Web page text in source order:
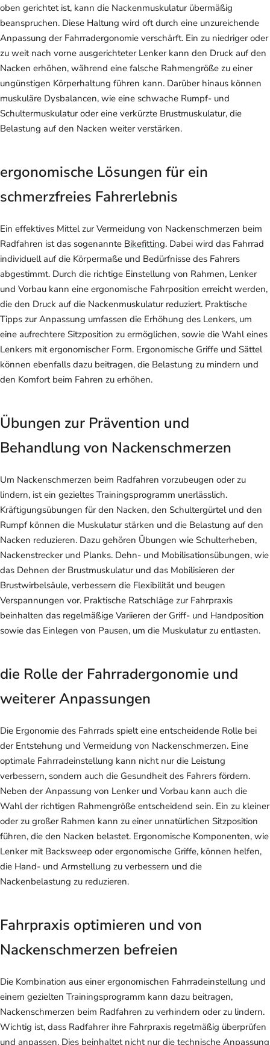
oben gerichtet ist, kann die Nackenmuskulatur übermäßig
beanspruchen. Diese Haltung wird oft durch eine unzureichende
Anpassung der Fahrradergonomie verschärft. Ein zu niedriger oder
zu weit nach vorne ausgerichteter Lenker kann den Druck auf den
Nacken erhöhen, während eine falsche Rahmengröße zu einer
ungünstigen Körperhaltung führen kann. Darüber hinaus können
muskuläre Dysbalancen, wie eine schwache Rumpf- und
Schultermuskulatur oder eine verkürzte Brustmuskulatur, die
Belastung auf den Nacken weiter verstärken.
ergonomische Lösungen für ein
schmerzfreies Fahrerlebnis
Ein effektives Mittel zur Vermeidung von Nackenschmerzen beim
Radfahren ist das sogenannte Bikefitting. Dabei wird das Fahrrad
individuell auf die Körpermaße und Bedürfnisse des Fahrers
abgestimmt. Durch die richtige Einstellung von Rahmen, Lenker
und Vorbau kann eine ergonomische Fahrposition erreicht werden,
die den Druck auf die Nackenmuskulatur reduziert. Praktische
Tipps zur Anpassung umfassen die Erhöhung des Lenkers, um
eine aufrechtere Sitzposition zu ermöglichen, sowie die Wahl eines
Lenkers mit ergonomischer Form. Ergonomische Griffe und Sättel
können ebenfalls dazu beitragen, die Belastung zu mindern und
den Komfort beim Fahren zu erhöhen.
Übungen zur Prävention und
Behandlung von Nackenschmerzen
Um Nackenschmerzen beim Radfahren vorzubeugen oder zu
lindern, ist ein gezieltes Trainingsprogramm unerlässlich.
Kräftigungsübungen für den Nacken, den Schultergürtel und den
Rumpf können die Muskulatur stärken und die Belastung auf den
Nacken reduzieren. Dazu gehören Übungen wie Schulterheben,
Nackenstrecker und Planks. Dehn- und Mobilisationsübungen, wie
das Dehnen der Brustmuskulatur und das Mobilisieren der
Brustwirbelsäule, verbessern die Flexibilität und beugen
Verspannungen vor. Praktische Ratschläge zur Fahrpraxis
beinhalten das regelmäßige Variieren der Griff- und Handposition
sowie das Einlegen von Pausen, um die Muskulatur zu entlasten.
die Rolle der Fahrradergonomie und
weiterer Anpassungen
Die Ergonomie des Fahrrads spielt eine entscheidende Rolle bei
der Entstehung und Vermeidung von Nackenschmerzen. Eine
optimale Fahrradeinstellung kann nicht nur die Leistung
verbessern, sondern auch die Gesundheit des Fahrers fördern.
Neben der Anpassung von Lenker und Vorbau kann auch die
Wahl der richtigen Rahmengröße entscheidend sein. Ein zu kleiner
oder zu großer Rahmen kann zu einer unnatürlichen Sitzposition
führen, die den Nacken belastet. Ergonomische Komponenten, wie
Lenker mit Backsweep oder ergonomische Griffe, können helfen,
die Hand- und Armstellung zu verbessern und die
Nackenbelastung zu reduzieren.
Fahrpraxis optimieren und von
Nackenschmerzen befreien
Die Kombination aus einer ergonomischen Fahrradeinstellung und
einem gezielten Trainingsprogramm kann dazu beitragen,
Nackenschmerzen beim Radfahren zu verhindern oder zu lindern.
Wichtig ist, dass Radfahrer ihre Fahrpraxis regelmäßig überprüfen
und anpassen. Dies beinhaltet nicht nur die technische Anpassung